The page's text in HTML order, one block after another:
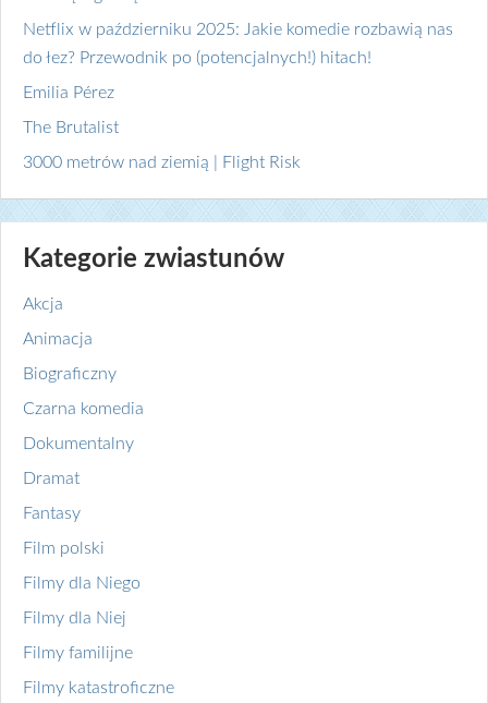
Netflix w październiku 2025: Jakie komedie rozbawią nas
do łez? Przewodnik po (potencjalnych!) hitach!
Emilia Pérez
The Brutalist
3000 metrów nad ziemią | Flight Risk
Kategorie zwiastunów
Akcja
Animacja
Biograficzny
Czarna komedia
Dokumentalny
Dramat
Fantasy
Film polski
Filmy dla Niego
Filmy dla Niej
Filmy familijne
Filmy katastroficzne